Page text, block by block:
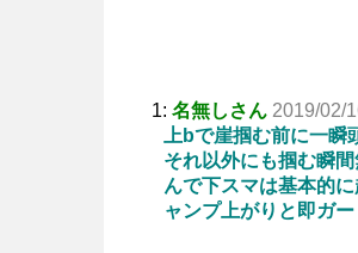
1: 名無しさん 2019/02/
上bで崖掴む前に一瞬
それ以外にも掴む瞬
んで下スマは基本的
ャンプ上がりと即ガ